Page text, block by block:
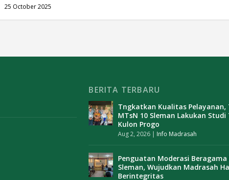
25 October 2025
BERITA TERBARU
Tngkatkan Kualitas Pelayanan,
MTsN 10 Sleman Lakukan Studi
Kulon Progo
Aug 2, 2026 | Info Madrasah
Penguatan Moderasi Beragama
Sleman, Wujudkan Madrasah
Berintegritas